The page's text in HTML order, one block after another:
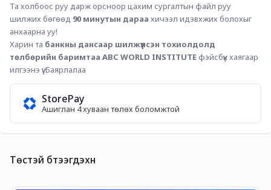
Та холбоос руу дарж орсноор цахим сургалтын файл руу
шилжих бөгөөд 90 минутын дараа хичээл идэвхжих болохыг
анхаарна уу!
Харин та банкны дансаар шилжүүлсэн тохиолдолд
төлбөрийн баримтаа ABC WORLD INSTITUTE фэйсбүүк хаягаар
илгээнэ үү. Баярлалаа
StorePay
Ашиглан 4 хуваан төлөх боломжтой
Төстэй бүтээгдэхүүн